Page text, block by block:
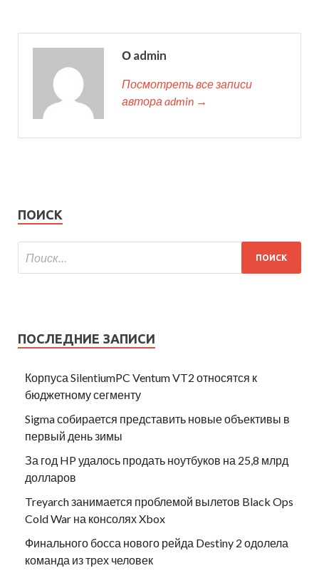
О admin
Посмотреть все записи
автора admin →
ПОИСК
ПОСЛЕДНИЕ ЗАПИСИ
Корпуса SilentiumPC Ventum VT2 относятся к
бюджетному сегменту
Sigma собирается представить новые объективы в
первый день зимы
За год HP удалось продать ноутбуков на 25,8 млрд
долларов
Treyarch занимается проблемой вылетов Black Ops
Cold War на консолях Xbox
Финального босса нового рейда Destiny 2 одолела
команда из трех человек